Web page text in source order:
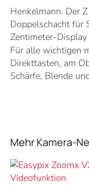
Henkelmann. Der
Doppelschacht für
Zentimeter-
Für alle wichtigen
Direkttasten, am
Schärfe, Blende
Mehr Kamera-